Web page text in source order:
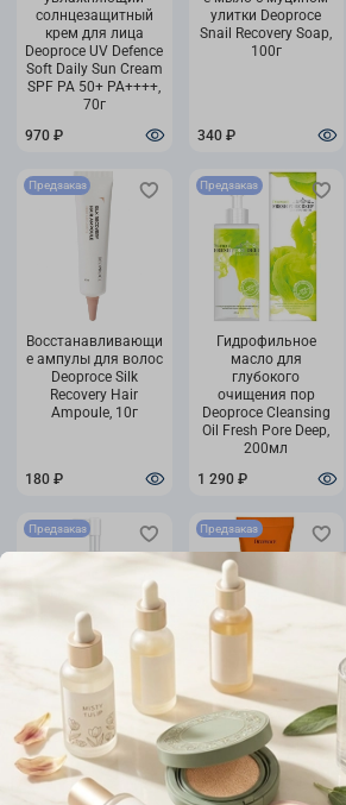
солнцезащитный
крем для лица
Deoproce UV Defence
Soft Daily Sun Cream
SPF PA 50+ PA++++,
70г
970 ₽
улитки Deoproce
Snail Recovery Soap,
100г
340 ₽
Предзаказ
Восстанавливающи
е ампулы для волос
Deoproce Silk
Recovery Hair
Ampoule, 10г
180 ₽
Предзаказ
Гидрофильное
масло для
глубокого
очищения пор
Deoproce Cleansing
Oil Fresh Pore Deep,
200мл
1 290 ₽
Предзаказ
Гидрофильное
масло для снятия
макияжа
укрепляющее
Deoproce Cleansing
Oil Extra Firming,
200мл
Предзаказ
Крем для рук и тела
с лошадиным
жиром Deoproce
Horse Oil Horse
Therapy Hand &
Body, 100г